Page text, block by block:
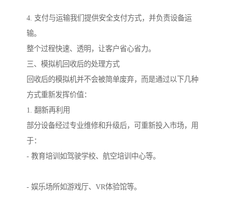
4. 支付与运输我们提供安全支付方式，并负责设备运
输。
整个过程快速、透明，让客户省心省力。
三、模拟机回收后的处理方式
回收后的模拟机并不会被简单废弃，而是通过以下几种
方式重新发挥价值：
1. 翻新再利用
部分设备经过专业维修和升级后，可重新投入市场，用
于：
- 教育培训如驾驶学校、航空培训中心等。
- 娱乐场所如游戏厅、VR体验馆等。